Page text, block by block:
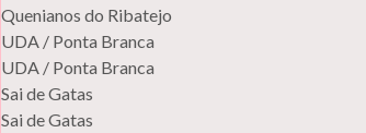
Quenianos do Ribatejo
UDA / Ponta Branca
UDA / Ponta Branca
Sai de Gatas
Sai de Gatas